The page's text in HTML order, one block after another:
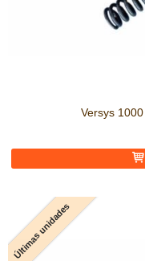
Versys
Últimas unidades